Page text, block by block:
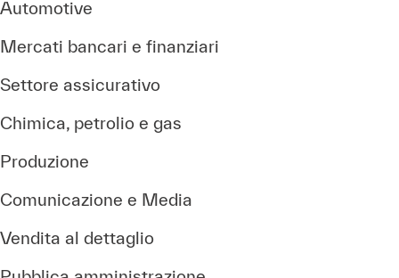
Automotive
Mercati bancari e finanziari
Settore assicurativo
Chimica, petrolio e gas
Produzione
Comunicazione e Media
Vendita al dettaglio